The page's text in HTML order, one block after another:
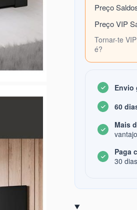
Preço
Preço VIP
Tornar-te
é?
Envio
60
Mais
Paga
30